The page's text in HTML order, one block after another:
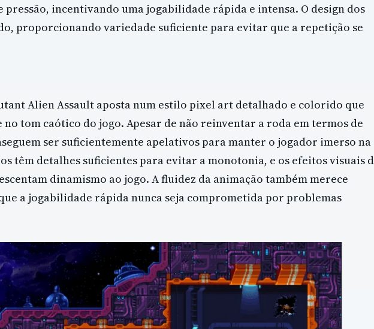
pressão, incentivando uma jogabilidade rápida e intensa. O design dos
proporcionando variedade suficiente para evitar que a repetição se
Alien Assault aposta num estilo pixel art detalhado e colorido que
tom caótico do jogo. Apesar de não reinventar a roda em termos de
ser suficientemente apelativos para manter o jogador imerso na
têm detalhes suficientes para evitar a monotonia, e os efeitos visuais
dinamismo ao jogo. A fluidez da animação também merece
a jogabilidade rápida nunca seja comprometida por problemas